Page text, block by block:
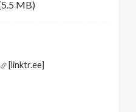
MB)
[linktr.ee]